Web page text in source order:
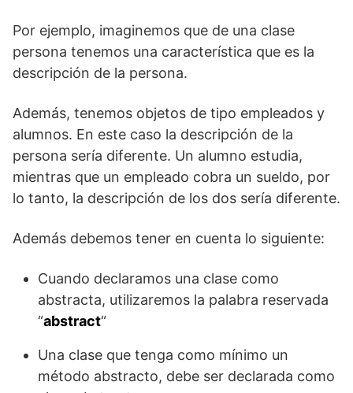
Por ejemplo, imaginemos que de una clase
persona tenemos una característica que es la
descripción de la persona.
Además, tenemos objetos de tipo empleados y
alumnos. En este caso la descripción de la
persona sería diferente. Un alumno estudia,
mientras que un empleado cobra un sueldo, por
lo tanto, la descripción de los dos sería diferente.
Además debemos tener en cuenta lo siguiente:
Cuando declaramos una clase como
abstracta, utilizaremos la palabra reservada
“abstract“
Una clase que tenga como mínimo un
método abstracto, debe ser declarada como